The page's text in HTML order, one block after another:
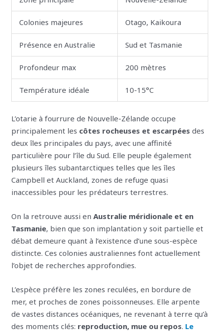
Colonies majeures Otago, Kaikoura
Présence en Australie Sud et Tasmanie
Profondeur max 200 mètres
Température idéale 10-15°C
L’otarie à fourrure de Nouvelle-Zélande occupe
principalement les côtes rocheuses et escarpées des
deux îles principales du pays, avec une affinité
particulière pour l’île du Sud. Elle peuple également
plusieurs îles subantarctiques telles que les îles
Campbell et Auckland, zones de refuge quasi
inaccessibles pour les prédateurs terrestres.
On la retrouve aussi enAustralie méridionale et en
Tasmanie, bien que son implantation y soit partielle et
débat demeure quant à l’existence d’une sous-espèce
distincte. Ces colonies australiennes font actuellement
l’objet de recherches approfondies.
L’espèce préfère les zones reculées, en bordure de
mer, et proches de zones poissonneuses. Elle arpente
de vastes distances océaniques, ne revenant à terre qu’à
des moments clés: reproduction, mue ou repos. Le